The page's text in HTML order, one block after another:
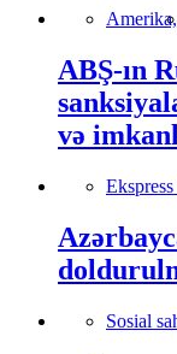
Amerika,
ABŞ-ın
və
Sosial